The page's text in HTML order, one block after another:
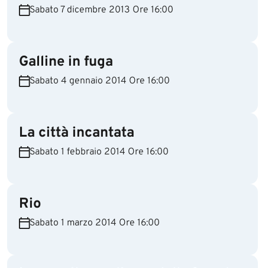
Sabato 7 dicembre 2013 Ore 16:00
Galline in fuga
Sabato 4 gennaio 2014 Ore 16:00
La città incantata
Sabato 1 febbraio 2014 Ore 16:00
Rio
Sabato 1 marzo 2014 Ore 16:00